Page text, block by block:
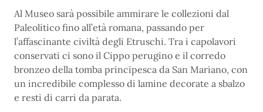
Al Museo sarà possibile ammirare le collezioni dal
Paleolitico fino all’età romana, passando per
l’affascinante civiltà degli Etruschi. Tra i capolavori
conservati ci sono il Cippo perugino e il corredo
bronzeo della tomba principesca da San Mariano, con
un incredibile complesso di lamine decorate a sbalzo
e resti di carri da parata.